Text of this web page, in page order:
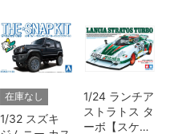
在庫なし
1/32 スズキ
1/24 ランチア
ストラトス タ
ーボ【スケー